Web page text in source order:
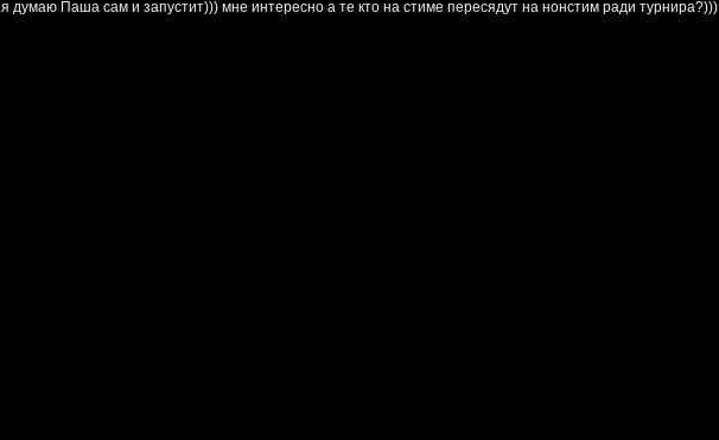
я думаю Паша сам и запустит))) мне интересно а те кто на стиме пересядут на нонстим ради турнира?)))